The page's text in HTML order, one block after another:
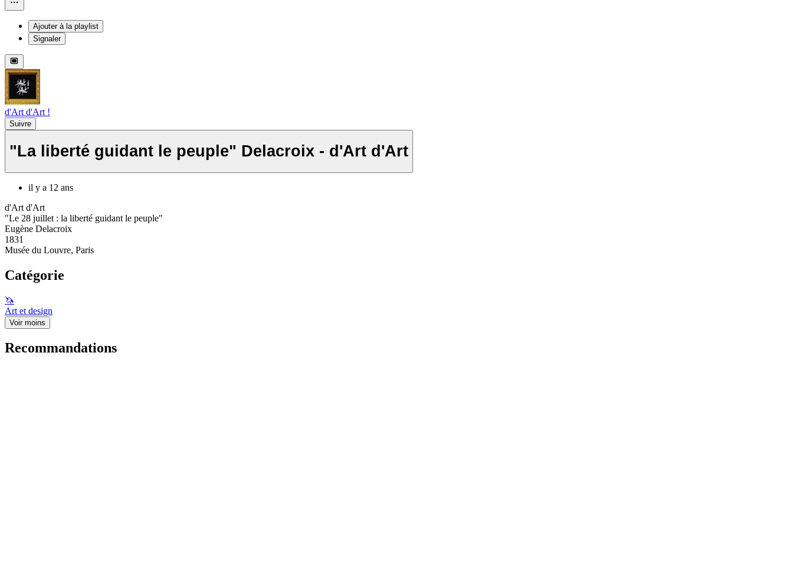
Ajouter à la playlist
Signaler
d'Art d'Art !
Suivre
"La liberté guidant le peuple" Delacroix - d'Art d'Art
il y a 12 ans
d'Art d'Art
"Le 28 juillet : la liberté guidant le peuple"
Eugène Delacroix
1831
Musée du Louvre, Paris
Catégorie
🦄
Art et design
Voir moins
Recommandations